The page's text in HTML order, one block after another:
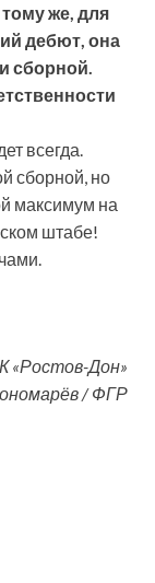
же, для
дебют, она
сборной.
всегда.
сборной, но
максимум на
штабе!
«Ростов-Дон»
/ ФГР